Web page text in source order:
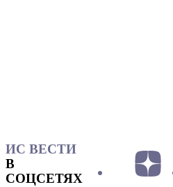
ИС ВЕСТИ
В
СОЦСЕТЯХ